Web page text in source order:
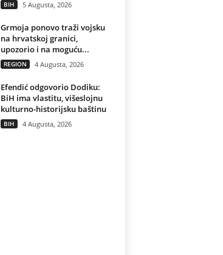
BIH 5 Augusta, 2026
Grmoja ponovo traži vojsku
na hrvatskoj granici,
upozorio i na moguću...
REGION 4 Augusta, 2026
Efendić odgovorio Dodiku:
BiH ima vlastitu, višeslojnu
kulturno-historijsku baštinu
BIH 4 Augusta, 2026